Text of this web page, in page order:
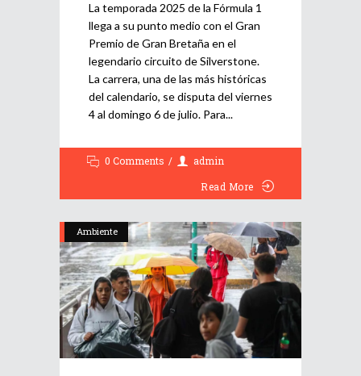
La temporada 2025 de la Fórmula 1
llega a su punto medio con el Gran
Premio de Gran Bretaña en el
legendario circuito de Silverstone.
La carrera, una de las más históricas
del calendario, se disputa del viernes
4 al domingo 6 de julio. Para
0 Comments
admin
Read More
Ambiente